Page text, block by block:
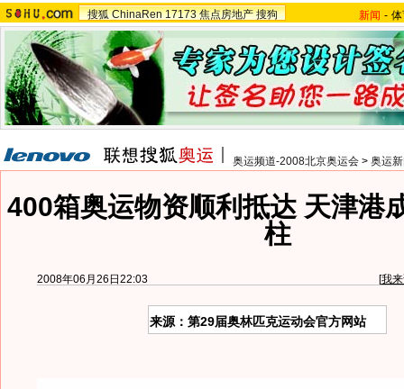
搜狐 ChinaRen 17173 焦点房地产 搜狗 新闻 -
奥运频道-2008北京奥运会 > 奥运
400箱奥运物资顺利抵达 天津港
柱
2008年06月26日22:03 [我
来源：第29届奥林匹克运动会官方网站